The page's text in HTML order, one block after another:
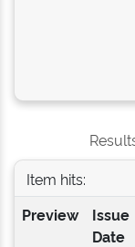
Item hits:
Preview
Issue
Date